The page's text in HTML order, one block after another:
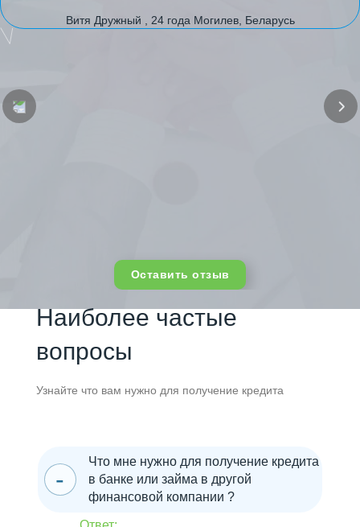
Витя Дружный , 24 года Могилев, Беларусь
Оставить отзыв
Наиболее частые
вопросы
Узнайте что вам нужно для получение кредита
Что мне нужно для получение кредита
в банке или займа в другой
финансовой компании ?